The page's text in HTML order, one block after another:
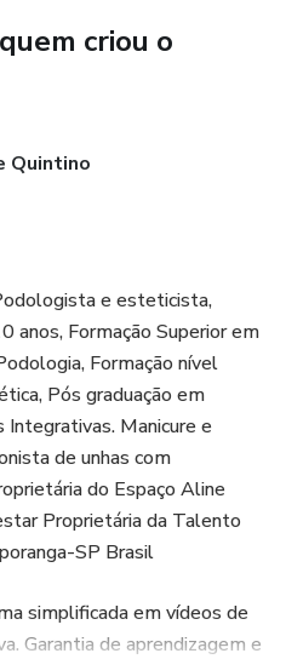
criou o
Quintino
e esteticista,
anos, Formação Superior em
Formação nível
Pós graduação em
Integrativas. Manicure e
de unhas com
do Espaço Aline
Proprietária da Talento
SP Brasil
simplificada em vídeos de
Garantia de aprendizagem e